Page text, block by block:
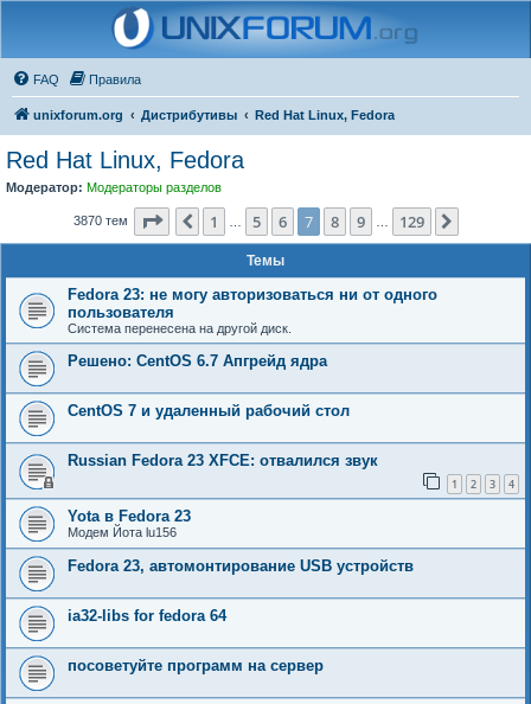
FAQ Правила
unixforum.org Дистрибутивы Red Hat Linux, Fedora
Red Hat Linux, Fedora
Модератор: Модераторы разделов
3870 тем Страница из 129
Пред.
1 5 6 7 8 9 129
Темы
Fedora 23: не могу авторизоваться ни от одного
пользователя
Система перенесена на другой диск.
Решено: CentOS 6.7 Апгрейд ядра
CentOS 7 и удаленный рабочий стол
Russian Fedora 23 XFCE: отвалился звук
1 2 3 4
Yota в Fedora 23
Модем Йота lu156
Fedora 23, автомонтирование USB устройств
ia32-libs for fedora 64
посоветуйте программ на сервер